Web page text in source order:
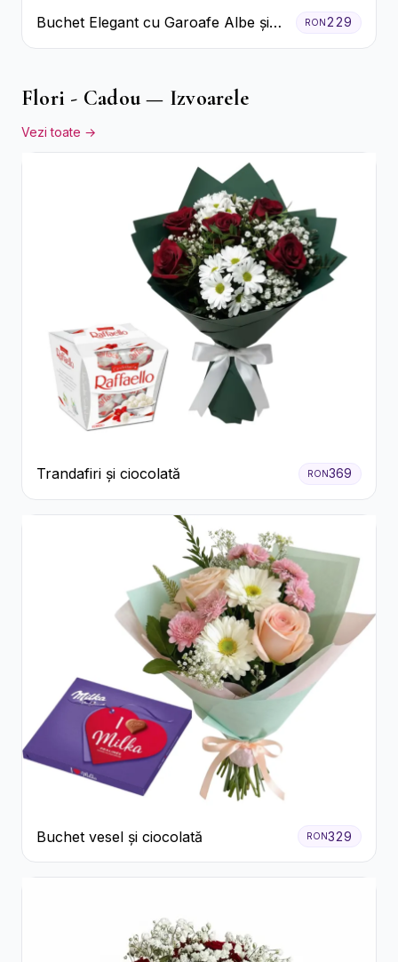
Buchet Elegant cu Garoafe Albe și
Eucalipt
RON229
Flori - Cadou — Izvoarele
Vezi toate →
Trandafiri și ciocolată RON369
Buchet vesel și ciocolată RON329